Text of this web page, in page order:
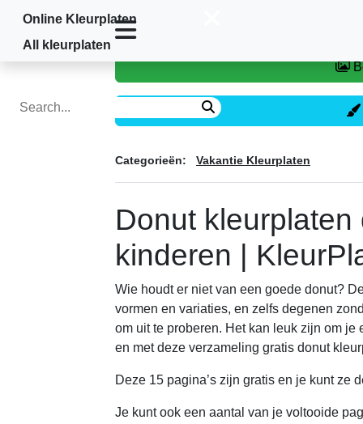
Online Kleurplaten
All kleurplaten
Home
Categorieën: Vakantie Kleurplaten
Donut
kinderen |
Wie houdt er niet van een goede donut?
vormen en variaties, en zelfs degenen
om uit te proberen. Het kan leuk zijn om
en met deze verzameling gratis donut
Deze 15 pagina’s zijn gratis en je kunt ze
Je kunt ook een aantal van je voltooide